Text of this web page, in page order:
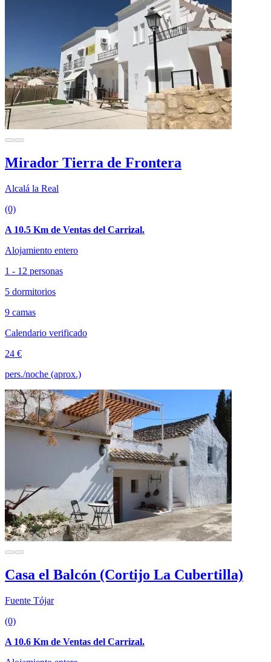
Mirador Tierra de Frontera
Alcalá la Real
(0)
A 10.5 Km de Ventas del Carrizal.
Alojamiento entero
1 - 12 personas
5 dormitorios
9 camas
Calendario verificado
24 €
pers./noche (aprox.)
Casa el Balcón (Cortijo La Cubertilla)
Fuente Tójar
(0)
A 10.6 Km de Ventas del Carrizal.